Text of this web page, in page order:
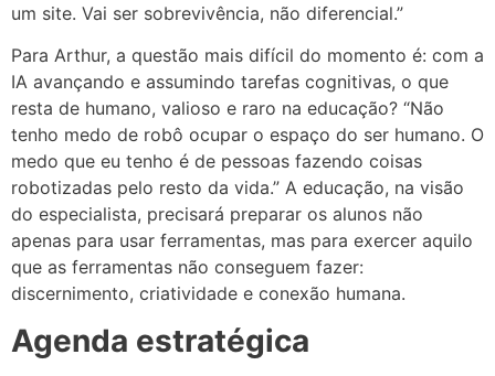
um site. Vai ser sobrevivência, não diferencial.”
Para Arthur, a questão mais difícil do momento é: com a
IA avançando e assumindo tarefas cognitivas, o que
resta de humano, valioso e raro na educação? “Não
tenho medo de robô ocupar o espaço do ser humano. O
medo que eu tenho é de pessoas fazendo coisas
robotizadas pelo resto da vida.” A educação, na visão
do especialista, precisará preparar os alunos não
apenas para usar ferramentas, mas para exercer aquilo
que as ferramentas não conseguem fazer:
discernimento, criatividade e conexão humana.
Agenda estratégica